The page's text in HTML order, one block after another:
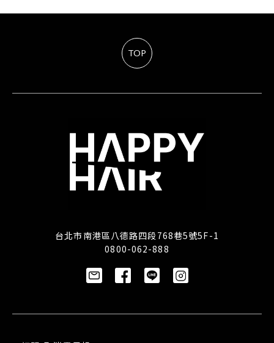
TOP
台北市南港區八德路四段768巷5號5F-1
0800-062-888